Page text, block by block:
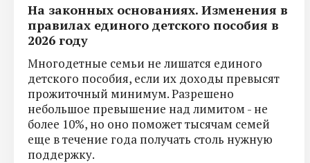
На законных основаниях. Изменения в
правилах единого детского пособия в
2026 году
Многодетные семьи не лишатся единого
детского пособия, если их доходы превысят
прожиточный минимум. Разрешено
небольшое превышение над лимитом - не
более 10%, но оно поможет тысячам семей
еще в течение года получать столь нужную
поддержку.